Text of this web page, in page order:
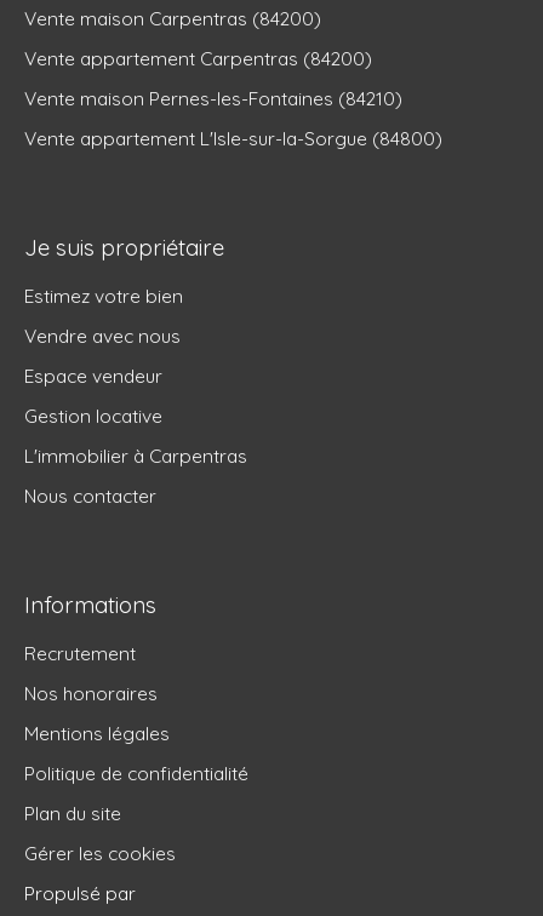
Vente maison Carpentras (84200)
Vente appartement Carpentras (84200)
Vente maison Pernes-les-Fontaines (84210)
Vente appartement L'Isle-sur-la-Sorgue (84800)
Je suis propriétaire
Estimez votre bien
Vendre avec nous
Espace vendeur
Gestion locative
L'immobilier à Carpentras
Nous contacter
Informations
Recrutement
Nos honoraires
Mentions légales
Politique de confidentialité
Plan du site
Gérer les cookies
Propulsé par